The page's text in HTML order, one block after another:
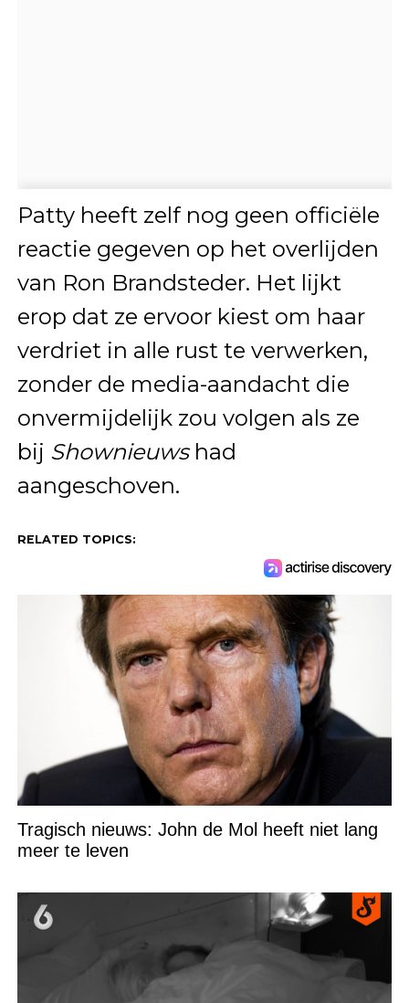
Patty heeft zelf nog geen officiële
reactie gegeven op het overlijden
van Ron Brandsteder. Het lijkt
erop dat ze ervoor kiest om haar
verdriet in alle rust te verwerken,
zonder de media-aandacht die
onvermijdelijk zou volgen als ze
bij Shownieuwshad
aangeschoven.
RELATED TOPICS:
Tragisch nieuws: John de Mol heeft niet lang
meer te leven